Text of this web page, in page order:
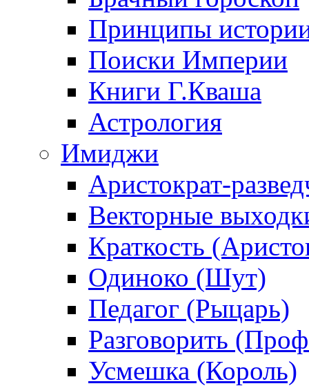
Принципы
Поиски Империи
Книги Г.Кваша
Астрология
Имиджи
Аристократ-
Векторные
Краткость
Одиноко (Шут)
Педагог (Рыцарь)
Разговорить
Усмешка (Король)